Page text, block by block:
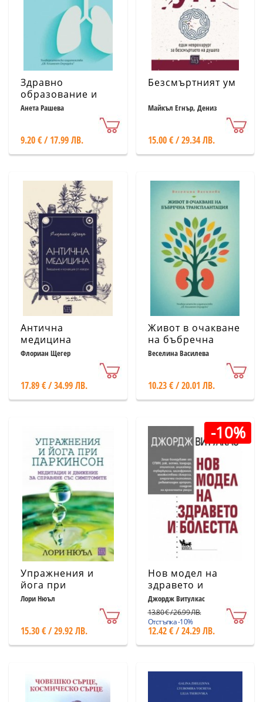
Здравно
образование и
грижи,
проблеми при
болни с
Анета Рашева
9.20 € / 17.99 ЛВ.
Безсмъртният ум
Майкъл Егнър, Дениз
15.00 € / 29.34 ЛВ.
Антична
медицина
Флориан Щегер
17.89 € / 34.99 ЛВ.
Живот в очакване
на бъбречна
трансплантация
Веселина Василева
10.23 € / 20.01 ЛВ.
Упражнения и
йога при
паркинсон
Лори Нюъл
15.30 € / 29.92 ЛВ.
-10%
Нов модел на
здравето и
болестта
Джордж Витулкас
13.80 € / 26.99 ЛВ.
Отстъпка -10%
12.42 € / 24.29 ЛВ.